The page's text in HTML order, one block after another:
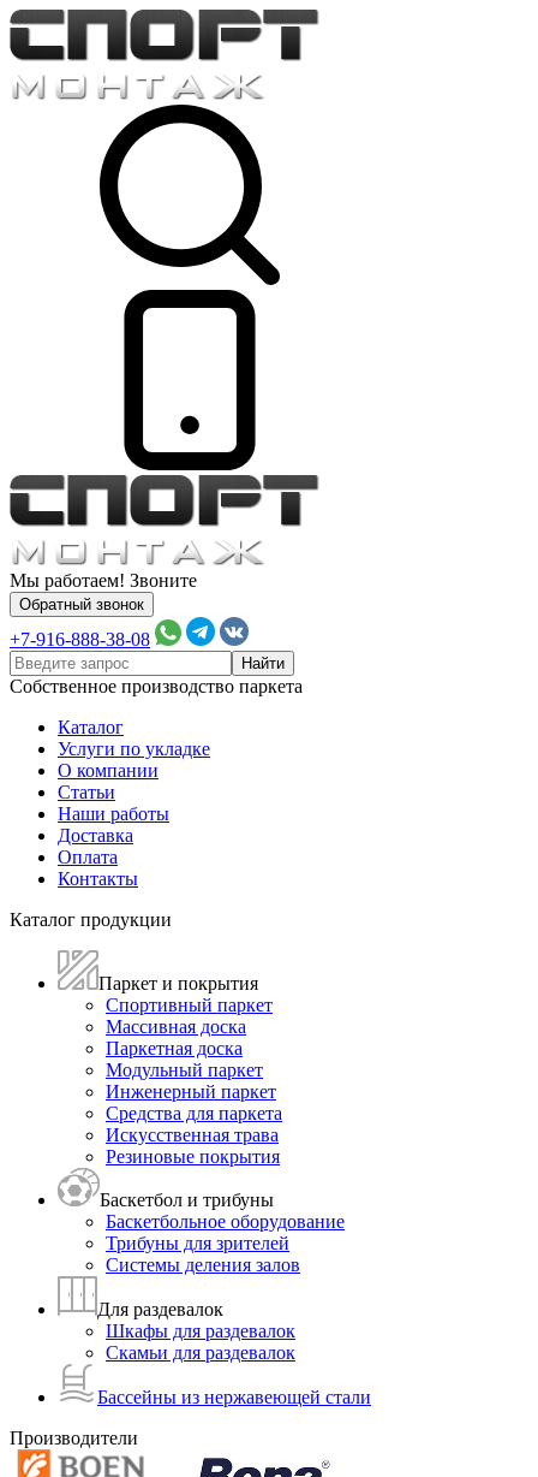
Мы работаем! Звоните
Обратный звонок
+7-916-888-38-08
Собственное производство паркета
Каталог
Услуги по укладке
О компании
Статьи
Наши работы
Доставка
Оплата
Контакты
Каталог продукции
Паркет и покрытия
Спортивный паркет
Массивная доска
Паркетная доска
Модульный паркет
Инженерный паркет
Средства для паркета
Искусственная трава
Резиновые покрытия
Баскетбол и трибуны
Баскетбольное оборудование
Трибуны для зрителей
Системы деления залов
Для раздевалок
Шкафы для раздевалок
Скамьи для раздевалок
Бассейны из нержавеющей стали
Производители